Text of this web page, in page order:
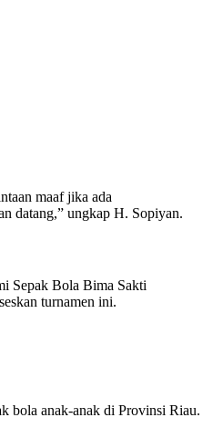
maaf jika ada
datang,” ungkap H. Sopiyan.
Sepak Bola Bima Sakti
turnamen ini.
bola anak-anak di Provinsi Riau.